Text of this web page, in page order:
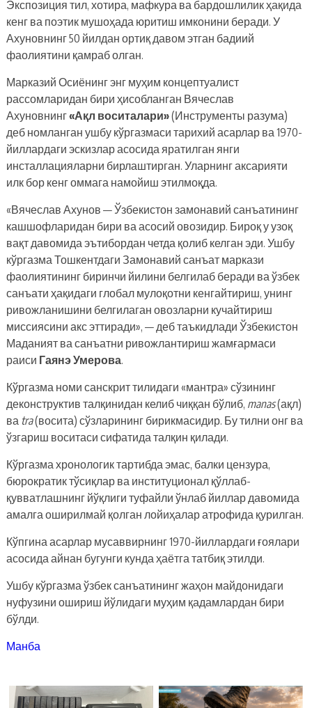
Экспозиция тил, хотира, мафкура ва бардошлилик ҳақида
кенг ва поэтик мушоҳада юритиш имконини беради. У
Ахуновнинг 50 йилдан ортиқ давом этган бадиий
фаолиятини қамраб олган.
Марказий Осиёнинг энг муҳим концептуалист
рассомларидан бири ҳисобланган Вячеслав
Ахуновнинг«Ақл воситалари»(Инструменты разума)
деб номланган ушбу кўргазмаси тарихий асарлар ва 1970-
йиллардаги эскизлар асосида яратилган янги
инсталлацияларни бирлаштирган. Уларнинг аксарияти
илк бор кенг оммага намойиш этилмоқда.
«Вячеслав Ахунов — Ўзбекистон замонавий санъатининг
кашшофларидан бири ва асосий овозидир. Бироқ у узоқ
вақт давомида эътибордан четда қолиб келган эди. Ушбу
кўргазма Тошкентдаги Замонавий санъат маркази
фаолиятининг биринчи йилини белгилаб беради ва ўзбек
санъати ҳақидаги глобал мулоқотни кенгайтириш, унинг
ривожланишини белгилаган овозларни кучайтириш
миссиясини акс эттиради», — деб таъкидлади Ўзбекистон
Маданият ва санъатни ривожлантириш жамғармаси
раиси Гаянэ Умерова.
Кўргазма номи санскрит тилидаги «мантра» сўзининг
деконструктив талқинидан келиб чиққан бўлиб, manas(ақл)
ва tra(восита) сўзларининг бирикмасидир. Бу тилни онг ва
ўзгариш воситаси сифатида талқин қилади.
Кўргазма хронологик тартибда эмас, балки цензура,
бюрократик тўсиқлар ва институционал қўллаб-
қувватлашнинг йўқлиги туфайли ўнлаб йиллар давомида
амалга оширилмай қолган лойиҳалар атрофида қурилган.
Кўпгина асарлар мусаввирнинг 1970-йиллардаги ғоялари
асосида айнан бугунги кунда ҳаётга татбиқ этилди.
Ушбу кўргазма ўзбек санъатининг жаҳон майдонидаги
нуфузини ошириш йўлидаги муҳим қадамлардан бири
бўлди.
Манба